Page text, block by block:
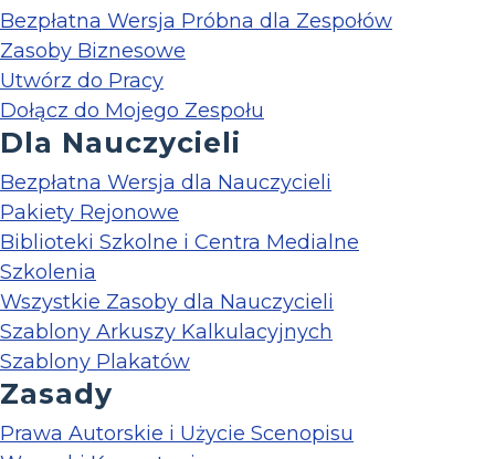
Bezpłatna Wersja Próbna dla Zespołów
Zasoby Biznesowe
Utwórz do Pracy
Dołącz do Mojego Zespołu
Dla Nauczycieli
Bezpłatna Wersja dla Nauczycieli
Pakiety Rejonowe
Biblioteki Szkolne i Centra Medialne
Szkolenia
Wszystkie Zasoby dla Nauczycieli
Szablony Arkuszy Kalkulacyjnych
Szablony Plakatów
Zasady
Prawa Autorskie i Użycie Scenopisu